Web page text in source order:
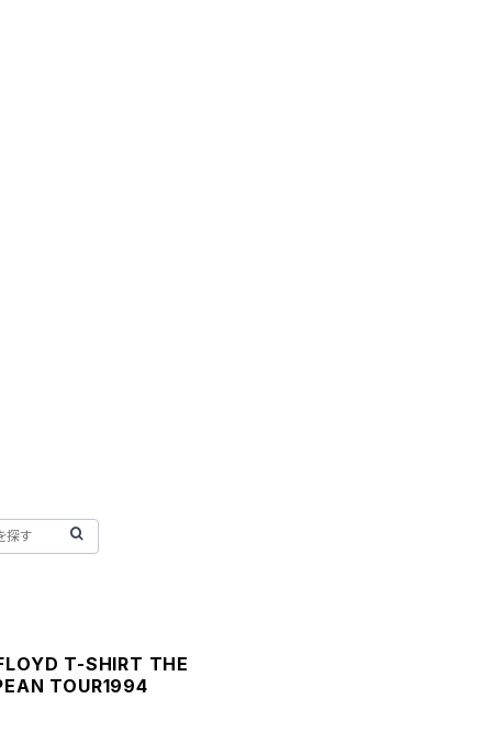
T-SHIRT THE
TOUR1994